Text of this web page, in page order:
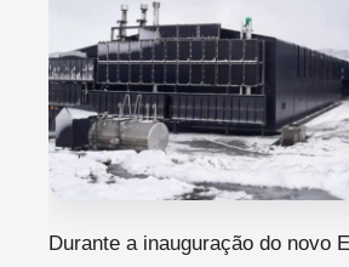
Durante a inauguração do novo